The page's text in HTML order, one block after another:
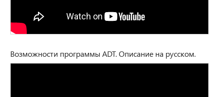
Возможности программы ADT. Описание на русском.